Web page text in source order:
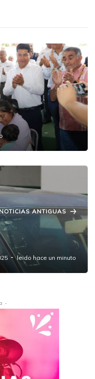
Nacional de
ANTIGUAS
Medio Ambiente
Vehicular
leido hace un minuto
-